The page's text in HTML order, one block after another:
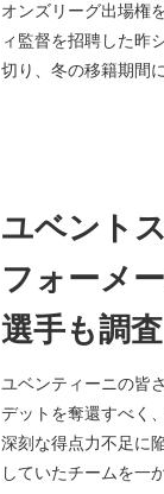
オンズリーグ出場権
ィ監督を招聘した昨
切り、冬の移籍期間
ユベント
フォーメ
選手も調査
ユベンティーニの皆
デットを奪還すべく
深刻な得点力不足に
していたチームを一